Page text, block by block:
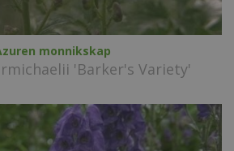
monnikskap
'Barker's Variety'